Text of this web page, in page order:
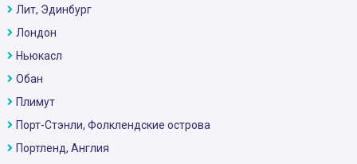
Лит, Эдинбург
Лондон
Ньюкасл
Обан
Плимут
Порт-Стэнли, Фолклендские острова
Портленд, Англия